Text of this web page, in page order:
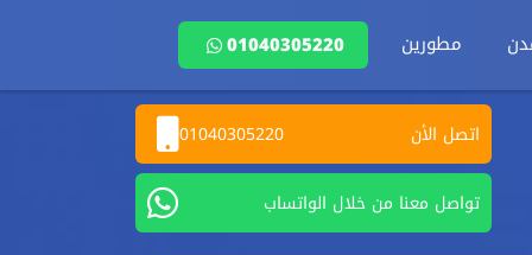
مطورين 01040305220
اتصل الأن 01040305220
تواصل معنا من خلال الواتساب